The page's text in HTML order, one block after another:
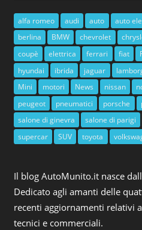
alfa romeo audi auto auto
berlina
BMW chevrolet
coupè
elettrica ferrari fiat
hyundai
ibrida jaguar
Mini
motori News nissan
peugeot
pneumatici porsche
salone di ginevra
salone di parigi
supercar
SUV toyota
Il blog AutoMunito.it nasce
Dedicato agli amanti delle
recenti aggiornamenti relativi
tecnici e commerciali.